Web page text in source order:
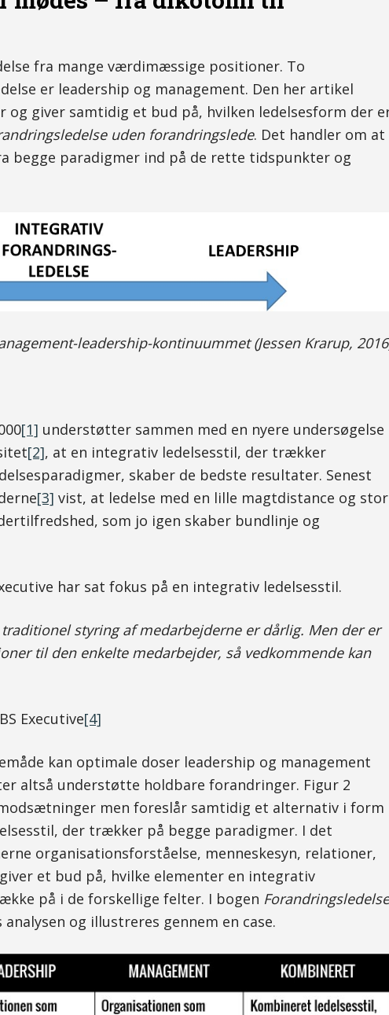
fra mange værdimæssige positioner. To
er leadership og management. Den her artikel
og giver samtidig et bud på, hvilken ledelsesform der
uden forandringslede. Det handler om at
begge paradigmer ind på de rette tidspunkter og
leadership-kontinuummet (Jessen Krarup,
[1] understøtter sammen med en nyere undersøgelse
[2], at en integrativ ledelsesstil, der trækker
skaber de bedste resultater. Senest
[3] vist, at ledelse med en lille magtdistance og stor
som jo igen skaber bundlinje og
har sat fokus på en integrativ ledelsesstil.
styring af medarbejderne er dårlig. Men der er
til den enkelte medarbejder, så vedkommende kan
Executive[4]
kan optimale doser leadership og management
altså understøtte holdbare forandringer. Figur 2
men foreslår samtidig et alternativ i form
der trækker på begge paradigmer. I det
organisationsforståelse, menneskesyn, relationer,
et bud på, hvilke elementer en integrativ
på i de forskellige felter. I bogen Forandringsledelse
og illustreres gennem en case.